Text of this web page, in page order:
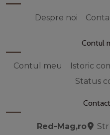
Despre noi
Contul
Contul meu Istoric
Status
Red-Mag,ro